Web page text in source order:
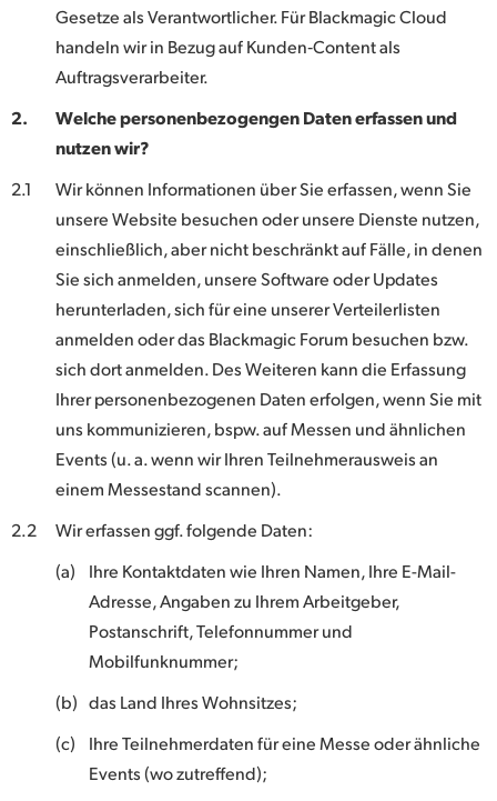
Chinese Taipei
Turkey
Ukraine
United Kingdom
United States
Gesetze als Verantwortlicher. Für Blackmagic Cloud
handeln wir in Bezug auf Kunden‑Content als
Auftragsverarbeiter.
2.
Welche personenbezogengen Daten erfassen und
nutzen wir?
2.1
Wir können Informationen über Sie erfassen, wenn Sie
unsere Website besuchen oder unsere Dienste nutzen,
einschließlich, aber nicht beschränkt auf Fälle, in denen
Sie sich anmelden, unsere Software oder Updates
herunterladen, sich für eine unserer Verteilerlisten
anmelden oder das Blackmagic Forum besuchen bzw.
sich dort anmelden. Des Weiteren kann die Erfassung
Ihrer personenbezogenen Daten erfolgen, wenn Sie mit
uns kommunizieren, bspw. auf Messen und ähnlichen
Events (u. a. wenn wir Ihren Teilnehmerausweis an
einem Messestand scannen).
2.2
Wir erfassen ggf. folgende Daten:
(a)
Ihre Kontaktdaten wie Ihren Namen, Ihre E-Mail-
Adresse, Angaben zu Ihrem Arbeitgeber,
Postanschrift, Telefonnummer und
Mobilfunknummer;
(b) das Land Ihres Wohnsitzes;
(c)
Ihre Teilnehmerdaten für eine Messe oder ähnliche
Events (wo zutreffend);